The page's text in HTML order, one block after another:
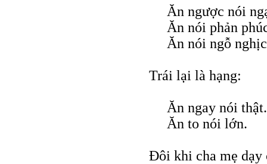
Ăn ngược nói
Ăn nói phản
Ăn nói ngỗ
Trái lại là hạng:
Ăn ngay nói thật.
Ăn to nói lớn.
Đôi khi cha mẹ dạy